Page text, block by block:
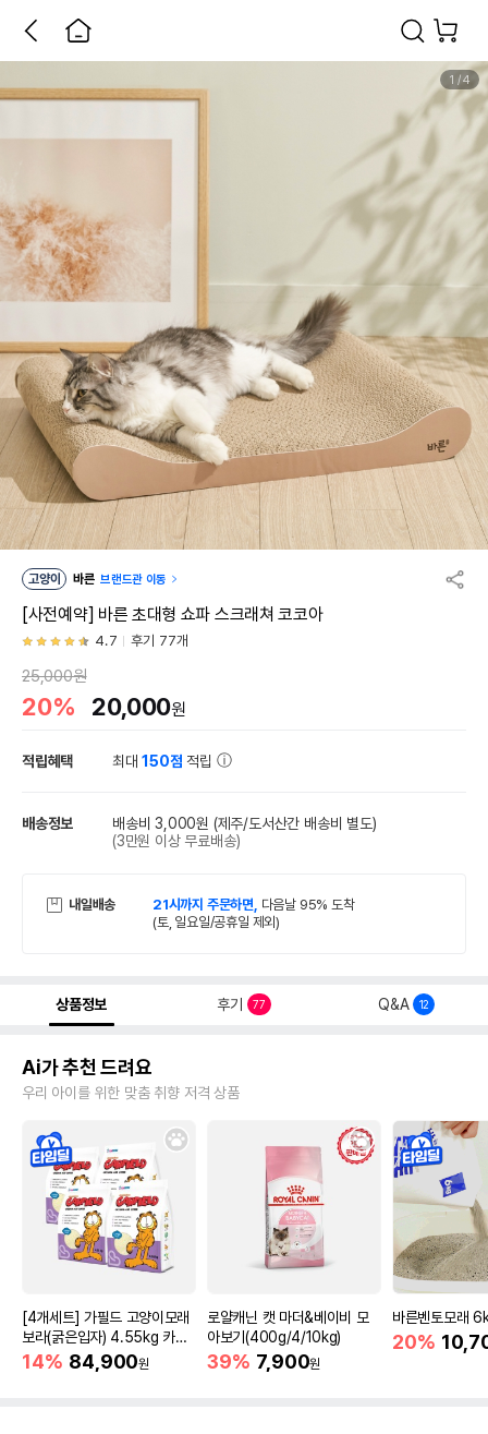
1 /4
고양이 바른 브랜드관 이동
[사전예약] 바른 초대형 쇼파 스크래쳐 코코아
4.7 후기 77개
25,000원
20% 20,000원
적립혜택 최대150점 적립
배송정보 배송비 3,000원 (제주/도서산간 배송비 별도)
(3만원 이상 무료배송)
내일배송 21시까지 주문하면, 다음날 95% 도착
(토, 일요일/공휴일 제외)
상품정보 후기 77 Q&A 12
Ai가 추천 드려요
우리 아이를 위한 맞춤 취향 저격 상품
[4개세트] 가필드 고양이모래
보라(굵은입자) 4.55kg 카사
바모래
14% 84,900원
로얄캐닌 캣 마더&베이비 모
아보기(400g/4/10kg)
39% 7,900원
바른벤토모래
20%